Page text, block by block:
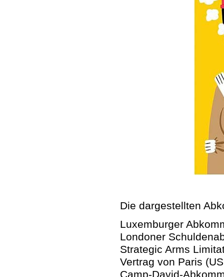
Die dargestellten
Luxemburger
Londoner
Strategic Arms
Vertrag von Paris
Camp-David-